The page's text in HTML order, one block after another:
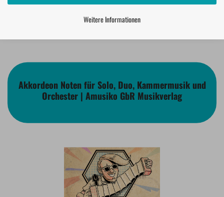
Weitere Informationen
Akkordeon Noten für Solo, Duo, Kammermusik und
Orchester | Amusiko GbR Musikverlag